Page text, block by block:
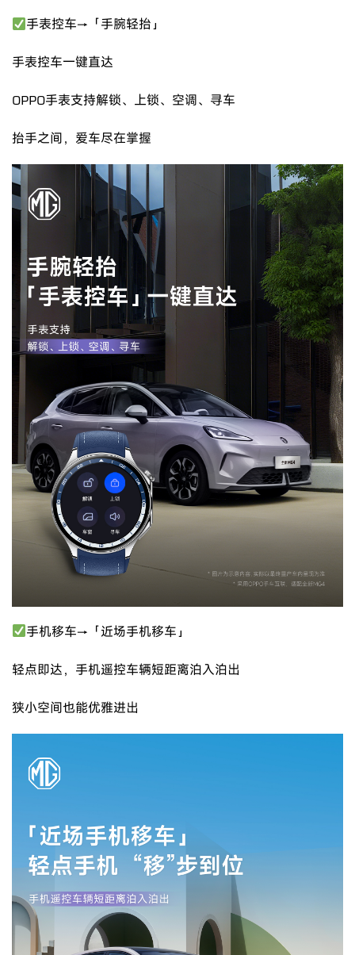
手表控车→「手腕轻抬」
手表控车一键直达
OPPO手表支持解锁、上锁、空调、寻车
抬手之间，爱车尽在掌握
手机移车→「近场手机移车」
轻点即达，手机遥控车辆短距离泊入泊出
狭小空间也能优雅进出